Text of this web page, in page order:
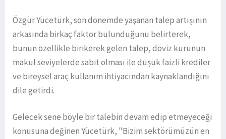
Özgür Yücetürk, son dönemde yaşanan talep artışının
arkasında birkaç faktör bulunduğunu belirterek,
bunun özellikle birikerek gelen talep, döviz kurunun
makul seviyelerde sabit olması ile düşük faizli krediler
ve bireysel araç kullanım ihtiyacından kaynaklandığını
dile getirdi.
Gelecek sene böyle bir talebin devam edip etmeyeceği
konusuna değinen Yücetürk, "Bizim sektörümüzün en